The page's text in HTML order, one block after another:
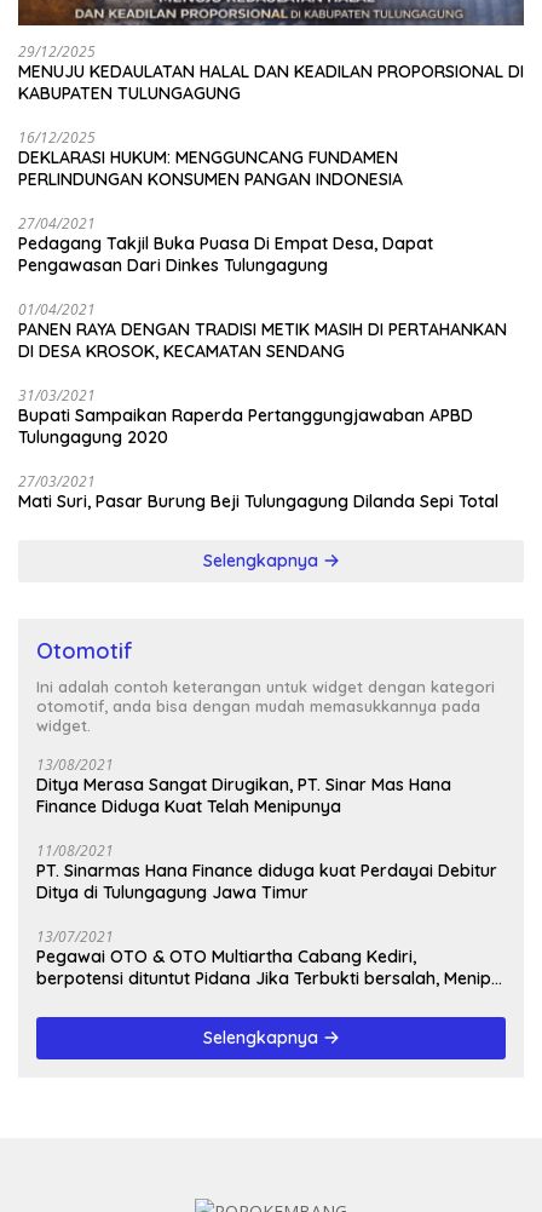
29/12/2025
MENUJU KEDAULATAN HALAL DAN KEADILAN PROPORSIONAL DI
KABUPATEN TULUNGAGUNG
16/12/2025
DEKLARASI HUKUM: MENGGUNCANG FUNDAMEN
PERLINDUNGAN KONSUMEN PANGAN INDONESIA
27/04/2021
Pedagang Takjil Buka Puasa Di Empat Desa, Dapat
Pengawasan Dari Dinkes Tulungagung
01/04/2021
PANEN RAYA DENGAN TRADISI METIK MASIH DI PERTAHANKAN
DI DESA KROSOK, KECAMATAN SENDANG
31/03/2021
Bupati Sampaikan Raperda Pertanggungjawaban APBD
Tulungagung 2020
27/03/2021
Mati Suri, Pasar Burung Beji Tulungagung Dilanda Sepi Total
Selengkapnya
Otomotif
Ini adalah contoh keterangan untuk widget dengan kategori
otomotif, anda bisa dengan mudah memasukkannya pada
widget.
13/08/2021
Ditya Merasa Sangat Dirugikan, PT. Sinar Mas Hana
Finance Diduga Kuat Telah Menipunya
11/08/2021
PT. Sinarmas Hana Finance diduga kuat Perdayai Debitur
Ditya di Tulungagung Jawa Timur
13/07/2021
Pegawai OTO & OTO Multiartha Cabang Kediri,
berpotensi dituntut Pidana Jika Terbukti bersalah, Menipu
Selengkapnya